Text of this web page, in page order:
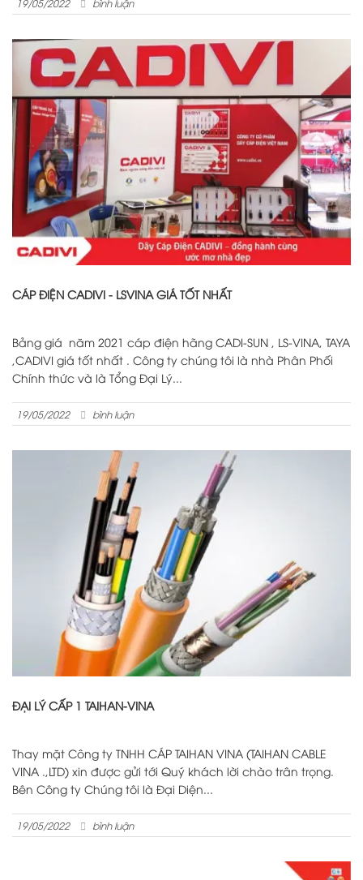
19/05/2022 bình luận
CÁP ĐIỆN CADIVI - LSVINA GIÁ TỐT NHẤT
Bảng giá năm 2021 cáp điện hãng CADI-SUN , LS-VINA, TAYA
,CADIVI giá tốt nhất . Công ty chúng tôi là nhà Phân Phối
Chính thức và là Tổng Đại Lý...
19/05/2022 bình luận
ĐẠI LÝ CẤP 1 TAIHAN-VINA
Thay mặt Công ty TNHH CÁP TAIHAN VINA (TAIHAN CABLE
VINA .,LTD) xin được gửi tới Quý khách lời chào trân trọng.
Bên Công ty Chúng tôi là Đại Diện...
19/05/2022 bình luận